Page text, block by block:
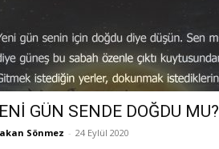
GÜN SENDE DOĞDU MU?
Sönmez - 24 Eylül 2020